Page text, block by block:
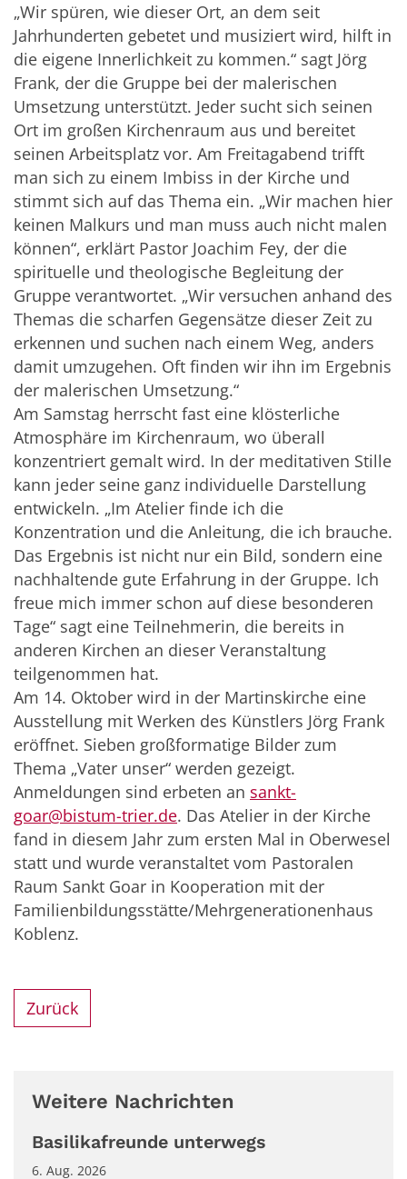
„Wir spüren, wie dieser Ort, an dem seit
Jahrhunderten gebetet und musiziert wird, hilft in
die eigene Innerlichkeit zu kommen.“ sagt Jörg
Frank, der die Gruppe bei der malerischen
Umsetzung unterstützt. Jeder sucht sich seinen
Ort im großen Kirchenraum aus und bereitet
seinen Arbeitsplatz vor. Am Freitagabend trifft
man sich zu einem Imbiss in der Kirche und
stimmt sich auf das Thema ein. „Wir machen hier
keinen Malkurs und man muss auch nicht malen
können“, erklärt Pastor Joachim Fey, der die
spirituelle und theologische Begleitung der
Gruppe verantwortet. „Wir versuchen anhand des
Themas die scharfen Gegensätze dieser Zeit zu
erkennen und suchen nach einem Weg, anders
damit umzugehen. Oft finden wir ihn im Ergebnis
der malerischen Umsetzung.“
Am Samstag herrscht fast eine klösterliche
Atmosphäre im Kirchenraum, wo überall
konzentriert gemalt wird. In der meditativen Stille
kann jeder seine ganz individuelle Darstellung
entwickeln. „Im Atelier finde ich die
Konzentration und die Anleitung, die ich brauche.
Das Ergebnis ist nicht nur ein Bild, sondern eine
nachhaltende gute Erfahrung in der Gruppe. Ich
freue mich immer schon auf diese besonderen
Tage“ sagt eine Teilnehmerin, die bereits in
anderen Kirchen an dieser Veranstaltung
teilgenommen hat.
Am 14. Oktober wird in der Martinskirche eine
Ausstellung mit Werken des Künstlers Jörg Frank
eröffnet. Sieben großformatige Bilder zum
Thema „Vater unser“ werden gezeigt.
Anmeldungen sind erbeten an sankt-
goar@bistum-trier.de. Das Atelier in der Kirche
fand in diesem Jahr zum ersten Mal in Oberwesel
statt und wurde veranstaltet vom Pastoralen
Raum Sankt Goar in Kooperation mit der
Familienbildungsstätte/Mehrgenerationenhaus
Koblenz.
Zurück
Weitere Nachrichten
Basilikafreunde unterwegs
6. Aug. 2026